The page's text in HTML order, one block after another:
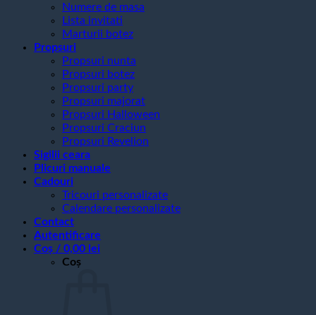
Numere de masa
Lista invitati
Marturii botez
Propsuri
Propsuri nunta
Propsuri botez
Propsuri party
Propsuri majorat
Propsuri Halloween
Propsuri Craciun
Propsuri Revelion
Sigilii ceara
Plicuri manuale
Cadouri
Tricouri personalizate
Calendare personalizate
Contact
Autentificare
Coș / 0,00 lei
Coș